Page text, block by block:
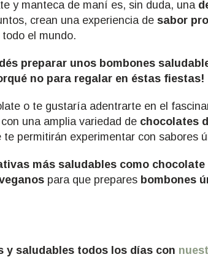
y manteca de maní es, sin duda, una
crean una experiencia desabor
el mundo.
preparar unos bombones
no para regalar en éstas fiestas!
o te gustaría adentrarte en el
una amplia variedad de chocolates
te permitirán experimentar con sabores
más saludables como
para que prepares bombones
y saludables todos los días con